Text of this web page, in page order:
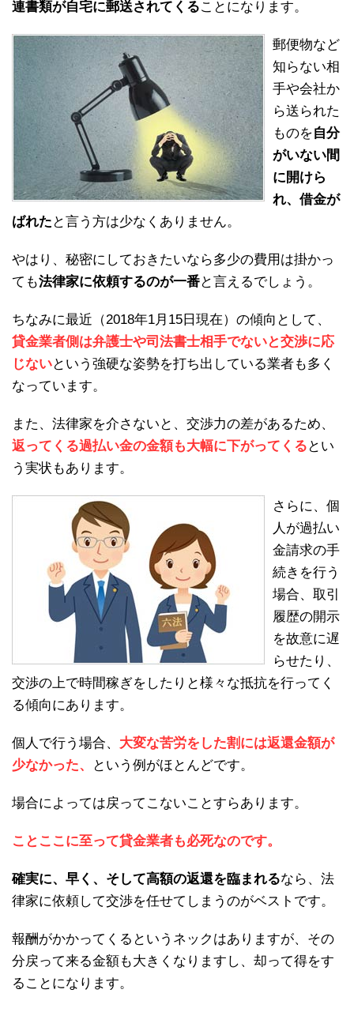
連書類が自宅に郵送されてくることになります。
郵便物など
知らない相
手や会社か
ら送られた
ものを自分
がいない間
に開けら
れ、借金が
ばれた と言う方は少なくありません。
やはり、秘密にしておきたいなら多少の費用は掛かっ
ても法律家に依頼するのが一番と言えるでしょう。
ちなみに最近（2018年1月15日現在）の傾向として、
貸金業者側は弁護士や司法書士相手でないと交渉に応
じないという強硬な姿勢を打ち出している業者も多く
なっています。
また、法律家を介さないと、交渉力の差があるため、
返ってくる過払い金の金額も大幅に下がってくる とい
う実状もあります。
さらに、個
人が過払い
金請求の手
続きを行う
場合、取引
履歴の開示
を故意に遅
らせたり、
交渉の上で時間稼ぎをしたりと様々な抵抗を行ってく
る傾向にあります。
個人で行う場合、 大変な苦労をした割には返還金額が
少なかった、
という例がほとんどです。
場合によっては戻ってこないことすらあります。
ことここに至って貸金業者も必死なのです。
確実に、早く、そして高額の返還を臨まれるなら、法
律家に依頼して交渉を任せてしまうのがベストです。
報酬がかかってくるというネックはありますが、その
分戻って来る金額も大きくなりますし、却って得をす
ることになります。